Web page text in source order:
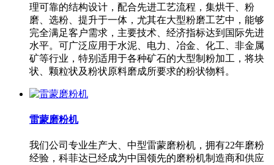
理可靠的结构设计，配合先进工艺流程，集烘干、粉
磨、选粉、提升于一体，尤其在大型粉磨工艺中，能够
完全满足客户需求，主要技术、经济指标达到国际先进
水平。可广泛应用于水泥、电力、冶金、化工、非金属
矿等行业，特别适用于各种矿石的大型制粉加工，将块
状、颗粒状及粉状原料磨成所要求的粉状物料。
雷蒙磨粉机
我们公司专业生产大、中型雷蒙磨粉机，拥有22年磨粉
经验，科菲达已经成为中国领先的磨粉机制造商和供应